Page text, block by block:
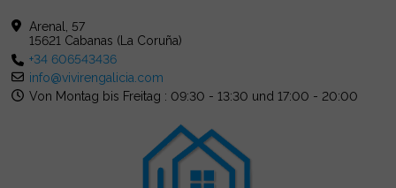
Arenal, 57
15621 Cabanas (La Coruña)
+34 606543436
info@vivirengalicia.com
Von Montag bis Freitag : 09:30 - 13:30 und 17:00 - 20:00